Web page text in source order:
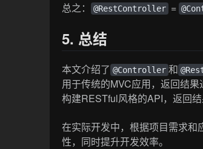
总之： @RestController =
5. 总结
本文介绍了 @Controller 和
用于传统的MVC应用，返回结
构建RESTful风格的API，返回
在实际开发中，根据项目需求
性，同时提升开发效率。